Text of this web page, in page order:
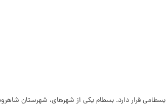
قرار دارد. بسطام یکی از شهرهای، شهرستان